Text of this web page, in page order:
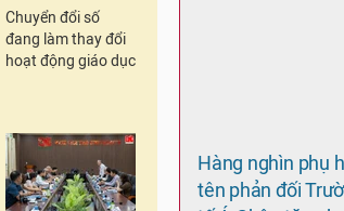
Chuyển đổi số
đang làm thay đổi
hoạt động giáo dục
Trước đó, trong thư